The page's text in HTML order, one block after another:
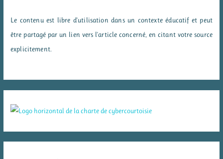
Le contenu est libre d'utilisation dans un contexte éducatif et peut
être partagé par un lien vers l'article concerné, en citant votre source
explicitement.